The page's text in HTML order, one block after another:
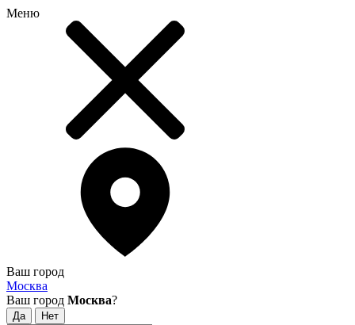
Меню
Ваш город
Москва
Ваш город Москва?